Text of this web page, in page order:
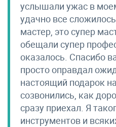
услышали ужас в
удачно все
мастер, это супер
обещали супер
оказалось. Спасибо
просто оправдал
настоящий подарок
созвонились, как
сразу приехал. Я
инструментов и